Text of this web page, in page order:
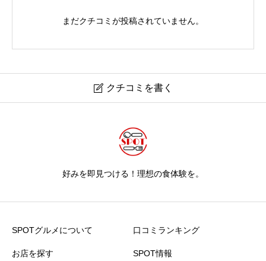
まだクチコミが投稿されていません。
 クチコミを書く
好みを即見つける！理想の食体験を。
SPOTグルメについて
お店を探す
口コミランキング
SPOT情報